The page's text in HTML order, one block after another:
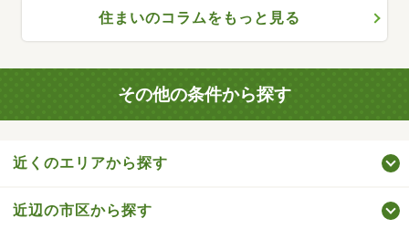
住まいのコラムをもっと見る
その他の条件から探す
近くのエリアから探す
近辺の市区から探す